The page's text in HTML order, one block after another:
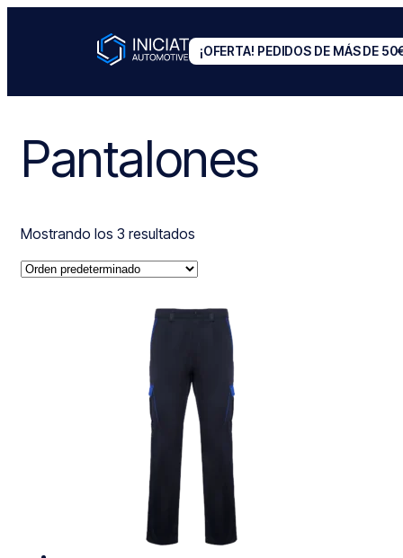
¡OFERTA! PEDIDOS DE MÁS DE
Pantalones
Mostrando los 3 resultados